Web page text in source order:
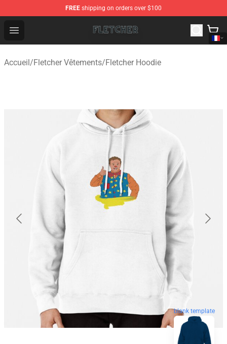
FREE shipping on orders over $100
Open menu
Fletcher Store - Official Fletcher Merchandise Shop
Accueil/Fletcher Vêtements/Fletcher Hoodie
blank template